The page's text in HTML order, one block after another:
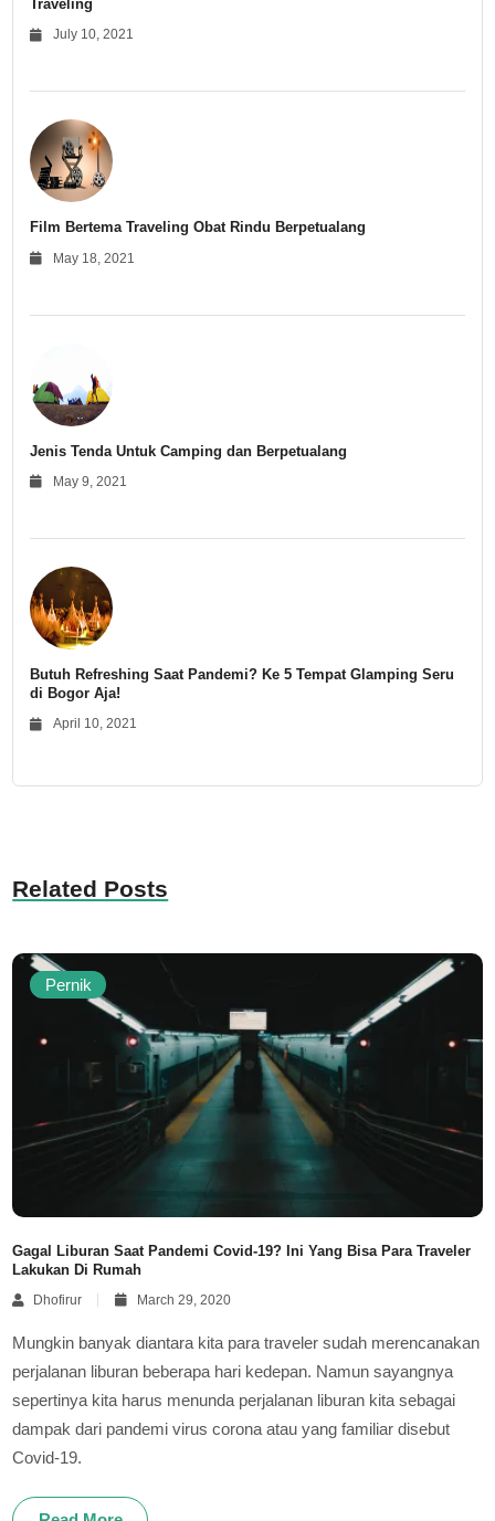
Traveling
July 10, 2021
Film Bertema Traveling Obat Rindu Berpetualang
May 18, 2021
Jenis Tenda Untuk Camping dan Berpetualang
May 9, 2021
Butuh Refreshing Saat Pandemi? Ke 5 Tempat Glamping Seru
di Bogor Aja!
April 10, 2021
Related Posts
Pernik
Gagal Liburan Saat Pandemi Covid-19? Ini Yang Bisa Para Traveler
Lakukan Di Rumah
Dhofirur
March 29, 2020
Mungkin banyak diantara kita para traveler sudah merencanakan
perjalanan liburan beberapa hari kedepan. Namun sayangnya
sepertinya kita harus menunda perjalanan liburan kita sebagai
dampak dari pandemi virus corona atau yang familiar disebut
Covid-19.